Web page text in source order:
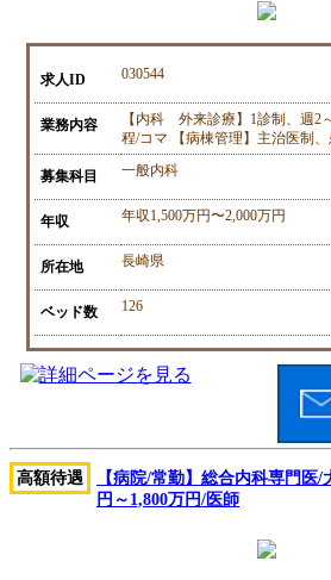
求人ID 030544
業務内容
【内科 外来診療】1診制、週2
程/コマ 【病棟管理】主治医制
募集科目 一般内科
年収 年収1,500万円〜2,000万円
所在地 長崎県
ベッド数 126
高額待遇
【病院/常勤】総合内科専門医
円～1,800万円/医師